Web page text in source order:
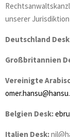
unserer
Deutschland
Großbritannien
Vereinigte
Belgien Desk:
Italien Desk: